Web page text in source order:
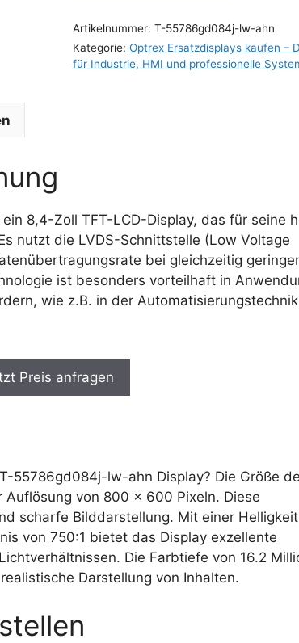
Artikelnummer: T-55786gd084j-lw-ahn
Kategorie: Optrex Ersatzdisplays kaufen –
für Industrie, HMI und professionelle
8,4-Zoll TFT-LCD-Display, das für seine
nutzt die LVDS-Schnittstelle (Low Voltage
bei gleichzeitig
ist besonders vorteilhaft in
wie z.B. in der
Preis anfragen
55786gd084j-lw-ahn Display? Die Größe
Auflösung von 800 x 600 Pixeln. Diese
scharfe Bilddarstellung. Mit einer
von 750:1 bietet das Display exzellente
Die Farbtiefe von 16.2
Darstellung von Inhalten.